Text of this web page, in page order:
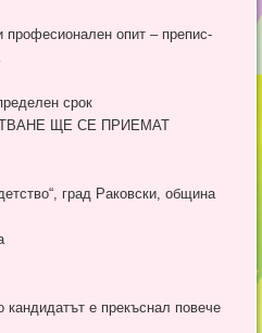
професионален опит – препис-
срок
ЩЕ СЕ ПРИЕМАТ
град Раковски, община
кандидатът е прекъснал повече